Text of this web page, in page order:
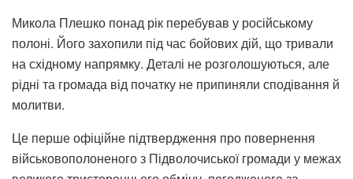
Микола Плешко понад рік перебував у російському
полоні. Його захопили під час бойових дій, що тривали
на східному напрямку. Деталі не розголошуються, але
рідні та громада від початку не припиняли сподівання й
молитви.
Це перше офіційне підтвердження про повернення
військовополоненого з Підволочиської громади у межах